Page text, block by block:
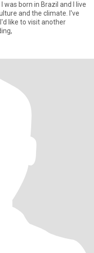
was born in Brazil and I live
and the climate. I've
like to visit another